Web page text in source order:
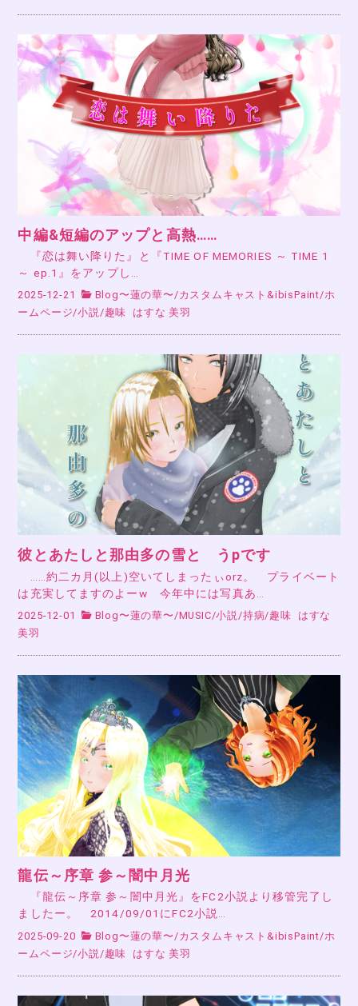
中編&短編のアップと高熱……
『恋は舞い降りた』と『TIME OF MEMORIES ～ TIME 1
～ ep.1』をアップし…
2025-12-21 Blog〜蓮の華〜/カスタムキャスト&ibisPaint/ホ
ームページ/小説/趣味 はすな 美羽
彼とあたしと那由多の雪と うpです
……約二カ月(以上)空いてしまったぃorz。 プライベート
は充実してますのよーw 今年中には写真あ…
2025-12-01 Blog〜蓮の華〜 /MUSIC/小説 /持病/趣味
はすな
美羽
龍伝～序章 参～闇中月光
『龍伝～序章 参～闇中月光』をFC2小説より移管完了し
ましたー。 2014/09/01にFC2小説…
2025-09-20 Blog〜蓮の華〜 /カスタムキャスト&ibisPaint/ホ
ームページ/小説 /趣味 はすな 美羽